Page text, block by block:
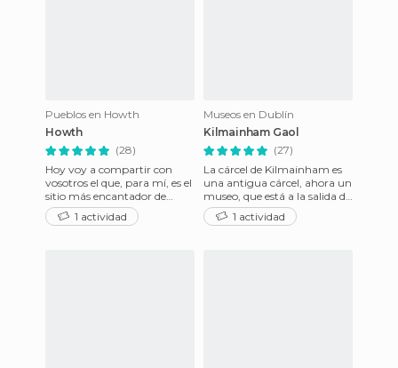
Pueblos en Howth
Howth
(28)
Hoy voy a compartir con
vosotros el que, para mí, es el
sitio más encantador de
Dublín. Hay quien dice que la
ciudad de Dublín en
1 actividad
Museos en Dublín
Kilmainham Gaol
(27)
La cárcel de Kilmainham es
una antigua cárcel, ahora un
museo, que está a la salida de
Dublin, pero todavía con bus
acceso en bus.
1 actividad